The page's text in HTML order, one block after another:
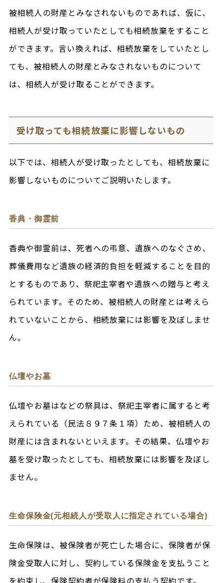
被相続人の財産とみなされないものであれば、仮に、
相続人が受け取っていたとしても相続放棄をすること
ができます。言い換えれば、相続放棄をしていたとし
ても、被相続人の財産とみなされないものについて
は、相続人が受け取ることができます。
受け取っても相続放棄に影響しないもの
以下では、相続人が受け取ったとしても、相続放棄に
影響しないものについてご説明いたします。
香典・御霊前
香典や御霊前は、死者への弔意、遺族へのなぐさめ、
葬儀費用など遺族の経済的負担を軽減することを目的
とするものであり、祭祀主宰者や遺族への贈与と考え
られています。そのため、被相続人の財産とは考えら
れていないことから、相続放棄には影響を及ぼしませ
ん。
仏壇やお墓
仏壇やお墓はなどの祭具は、祭祀主宰者に属すると考
えられている（民法８９７条１項）ため、被相続人の
財産には含まれないといえます。その結果、仏壇やお
墓を受け取ったとしても、相続放棄には影響を及ぼし
ません。
生命保険金(元相続人が受取人に指定されている場合)
生命保険は、被保険者が死亡した場合に、保険者が保
険金受取人に対し、契約している保険金を支払うこと
を約束し、保険契約者が保険料の支払う契約です。